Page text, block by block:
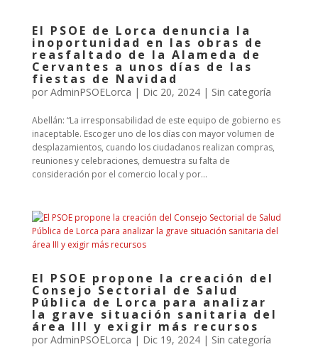
El PSOE de Lorca denuncia la
inoportunidad en las obras de
reasfaltado de la Alameda de
Cervantes a unos días de las
fiestas de Navidad
por AdminPSOELorca | Dic 20, 2024| Sin categoría
Abellán: “La irresponsabilidad de este equipo de gobierno es
inaceptable. Escoger uno de los días con mayor volumen de
desplazamientos, cuando los ciudadanos realizan compras,
reuniones y celebraciones, demuestra su falta de
consideración por el comercio local y por...
El PSOE propone la creación del
Consejo Sectorial de Salud
Pública de Lorca para analizar
la grave situación sanitaria del
área III y exigir más recursos
por AdminPSOELorca | Dic 19, 2024| Sin categoría